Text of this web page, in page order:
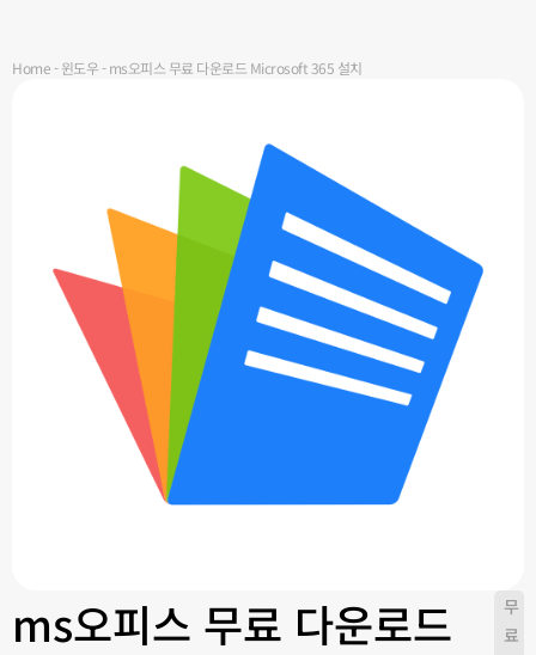
Home-윈도우-ms오피스 무료 다운로드 Microsoft 365 설치
ms오피스 무료 다운로드
무
료